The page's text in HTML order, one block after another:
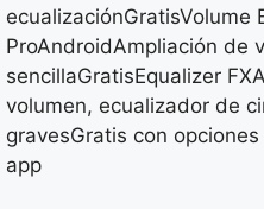
ecualizaciónGratisVolume
ProAndroidAmpliación de
sencillaGratisEqualizer
volumen, ecualizador de
gravesGratis con
app